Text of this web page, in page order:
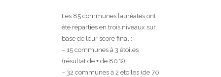
Les 85 communes lauréates ont
été réparties en trois niveaux sur
base de leur score final :
– 15 communes à 3 étoiles
(résultat de + de 80 %)
– 32 communes à 2 étoiles (de 70